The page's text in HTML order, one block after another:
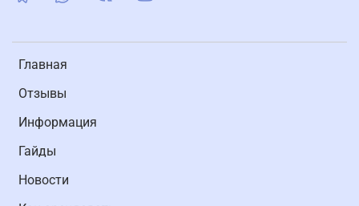
Главная
Отзывы
Информация
Гайды
Новости